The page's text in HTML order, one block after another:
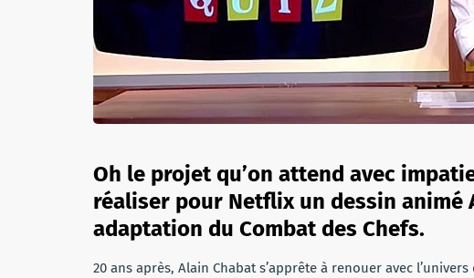
Oh le projet qu’on attend avec
réaliser pour Netflix un dessin animé
adaptation du Combat des Chefs.
20 ans après, Alain Chabat s’apprête à renouer avec